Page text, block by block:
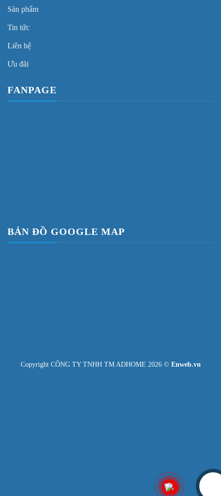
Sản phẩm
Tin tức
Liên hệ
Ưu đãi
FANPAGE
BẢN ĐỒ GOOGLE MAP
Copyright CÔNG TY TNHH TM ADHOME 2026 © Enweb.vn